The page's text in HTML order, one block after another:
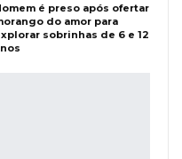
é preso após ofertar
do amor para
sobrinhas de 6 e 12